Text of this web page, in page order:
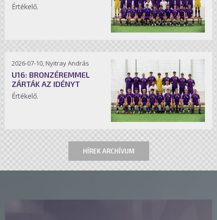
Értékelő.
2026-07-10, Nyitray András
U16: BRONZÉREMMEL
ZÁRTÁK AZ IDÉNYT
Értékelő.
HÍREK ARCHÍVUM